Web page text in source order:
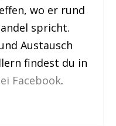
wo er rund
spricht.
Austausch
findest du in
Facebook.